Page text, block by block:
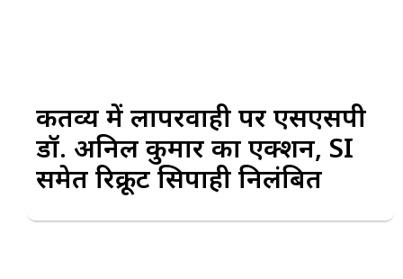
कर्तव्य में लापरवाही पर एसएसपी
डॉ. अनिल कुमार का एक्शन, SI
समेत रिक्रूट सिपाही निलंबित